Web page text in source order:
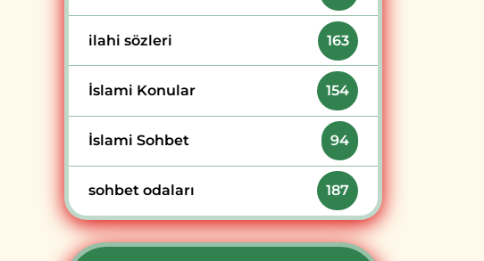
ilahi sözleri 163
İslami Konular 154
İslami Sohbet 94
sohbet odaları 187